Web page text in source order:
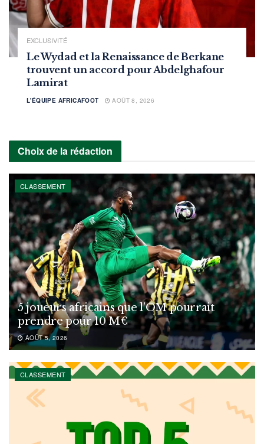
EXCLUSIVITÉ
Le Wydad et la Renaissance de Berkane
trouvent un accord pour Abdelghafour
Lamirat
L'ÉQUIPE AFRICAFOOT AOÛT 8, 2026
Choix de la rédaction
CLASSEMENT
5 joueurs africains que l’OM pourrait
prendre pour 10 M€
AOÛT 5, 2026
CLASSEMENT